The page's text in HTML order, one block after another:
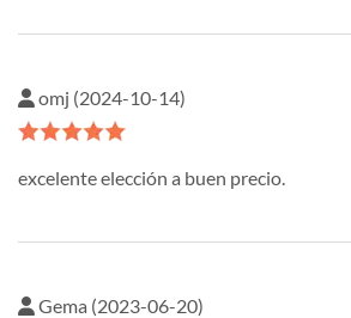
omj (2024-10-14)
excelente elección a buen precio.
Gema (2023-06-20)